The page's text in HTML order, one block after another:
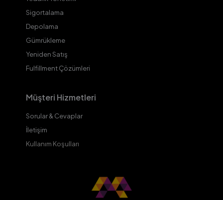
Sigortalama
Depolama
Gümrükleme
Yeniden Satış
Fulfillment Çözümleri
Müşteri Hizmetleri
Sorular & Cevaplar
İletişim
Kullanım Koşulları